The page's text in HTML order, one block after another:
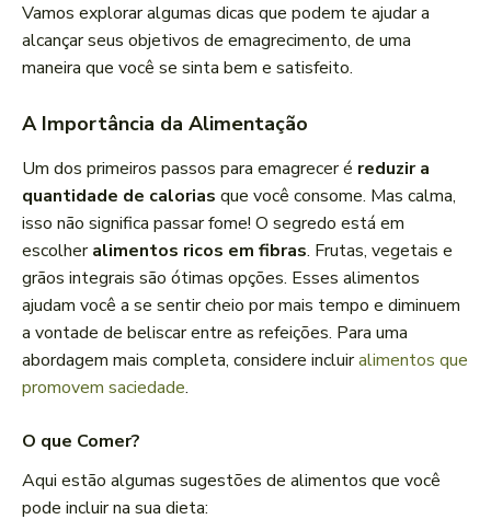
Vamos explorar algumas dicas que podem te ajudar a
alcançar seus objetivos de emagrecimento, de uma
maneira que você se sinta bem e satisfeito.
A Importância da Alimentação
Um dos primeiros passos para emagrecer é reduzir a
quantidade de calorias que você consome. Mas calma,
isso não significa passar fome! O segredo está em
escolheralimentos ricos em fibras. Frutas, vegetais e
grãos integrais são ótimas opções. Esses alimentos
ajudam você a se sentir cheio por mais tempo e diminuem
a vontade de beliscar entre as refeições. Para uma
abordagem mais completa, considere incluiralimentos que
promovem saciedade.
O que Comer?
Aqui estão algumas sugestões de alimentos que você
pode incluir na sua dieta: